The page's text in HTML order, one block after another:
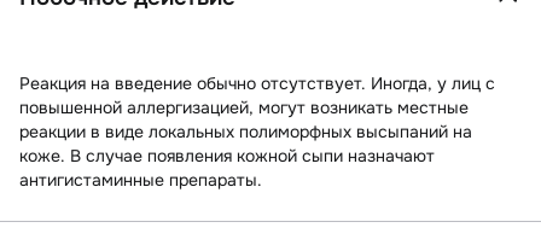
Реакция на введение обычно отсутствует. Иногда, у лиц с
повышенной аллергизацией, могут возникать местные
реакции в виде локальных полиморфных высыпаний на
коже. В случае появления кожной сыпи назначают
антигистаминные препараты.